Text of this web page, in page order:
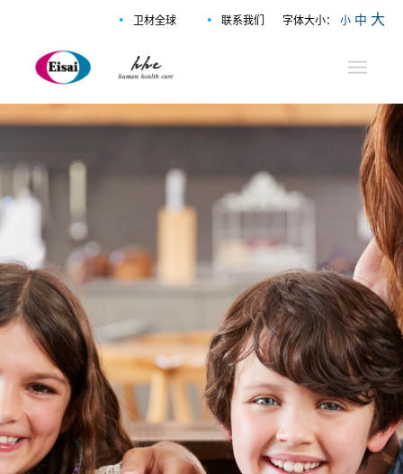
字体大小： 小 中 大
• 卫材全球 • 联系我们